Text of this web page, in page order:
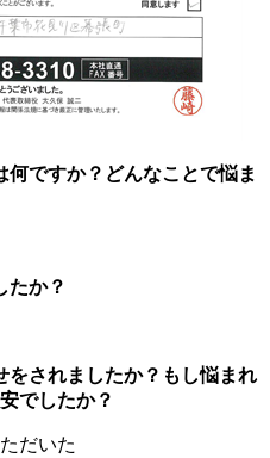
ですか？どんなことで悩ま
たか？
をされましたか？もし悩まれ
でしたか？
だいた